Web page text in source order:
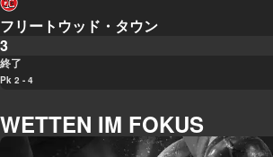
フリートウッド・タウン
3
終了
Pk 2 - 4
WETTEN IM FOKUS